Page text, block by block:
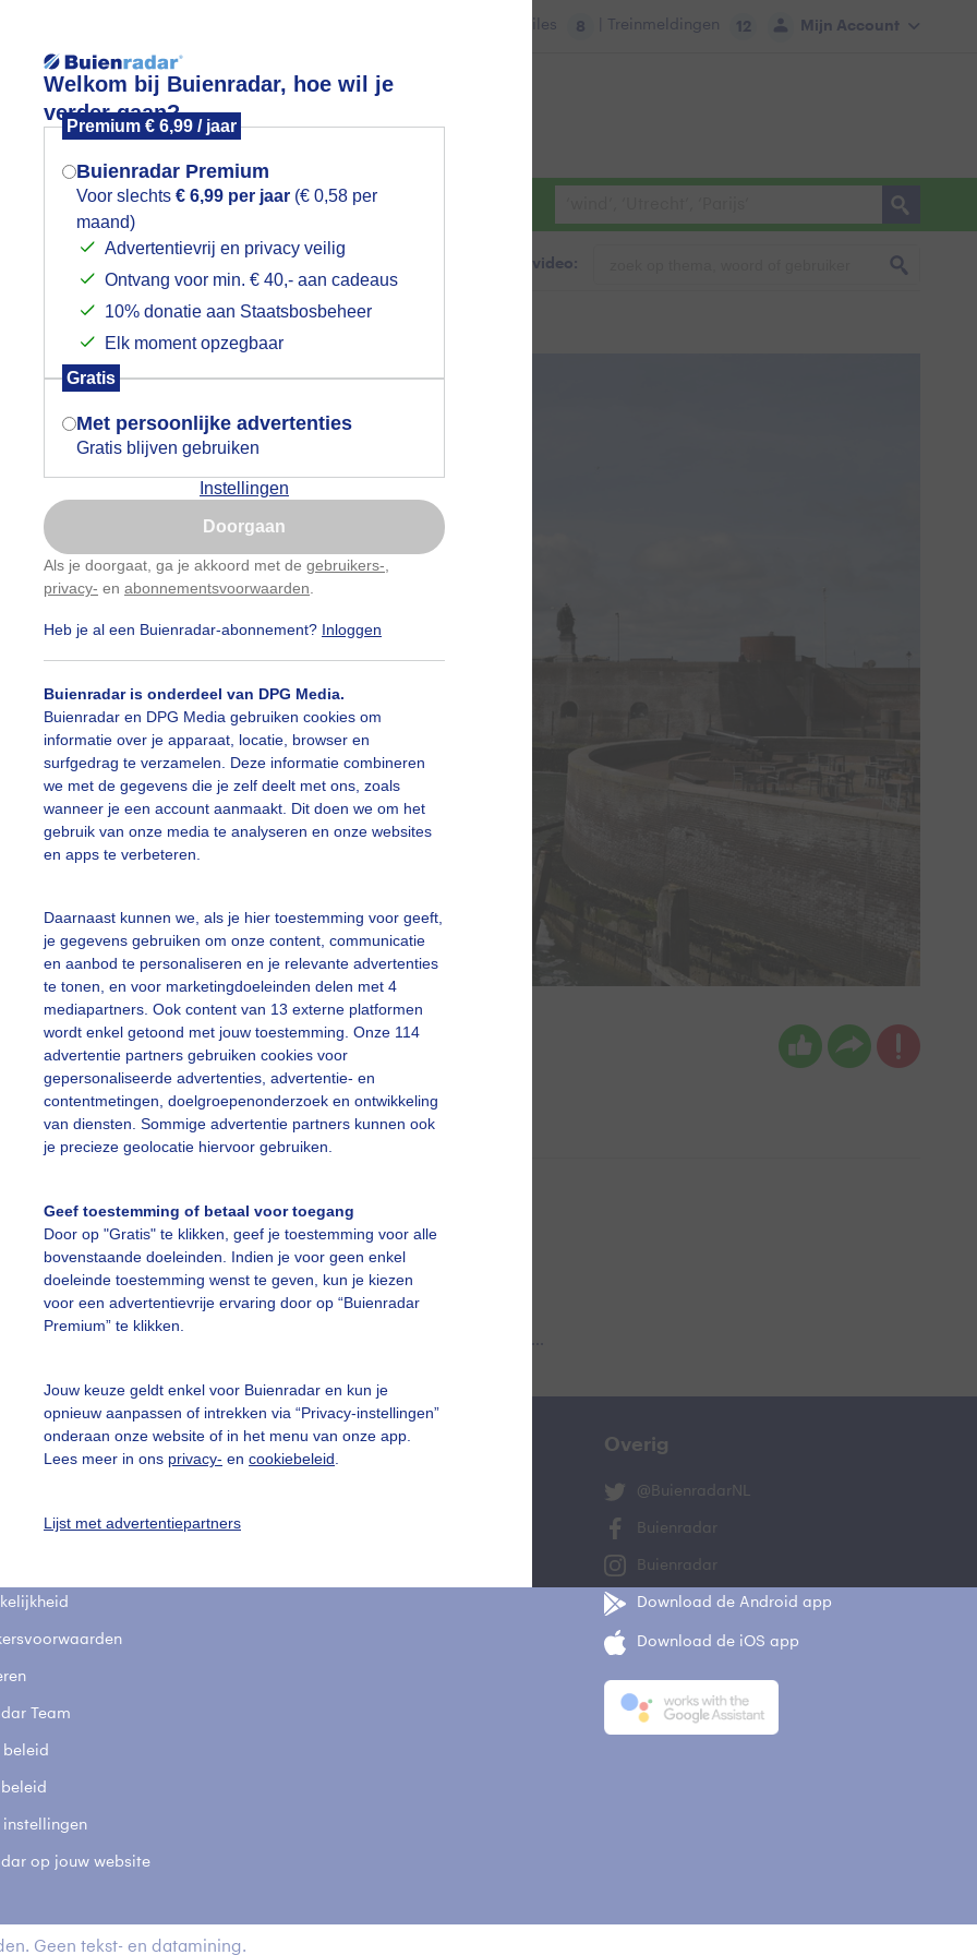
Welkom bij Buienradar, hoe wil je
verder gaan?
Premium € 6,99 / jaar
Buienradar Premium
Voor slechts € 6,99 per jaar (€ 0,58 per
maand)
Advertentievrij en privacy veilig
Ontvang voor min. € 40,- aan cadeaus
10% donatie aan Staatsbosbeheer
Elk moment opzegbaar
Gratis
Met persoonlijke advertenties
Gratis blijven gebruiken
Instellingen
Doorgaan
Als je doorgaat, ga je akkoord met de gebruikers-
privacy- en abonnementsvoorwaarden
Heb je al een Buienradar-abonnement? Inloggen
Buienradar is onderdeel van DPG Media.
Buienradar en DPG Media gebruiken cookies om
informatie over je apparaat, locatie, browser en
surfgedrag te verzamelen. Deze informatie combineren
we met de gegevens die je zelf deelt met ons, zoals
wanneer je een account aanmaakt. Dit doen we om het
gebruik van onze media te analyseren en onze websites
en apps te verbeteren.
Daarnaast kunnen we, als je hier toestemming voor geeft,
je gegevens gebruiken om onze content, communicatie
en aanbod te personaliseren en je relevante advertenties
te tonen, en voor marketingdoeleinden delen met 4
mediapartners. Ook content van 13 externe platformen
wordt enkel getoond met jouw toestemming. Onze 114
advertentie partners gebruiken cookies voor
gepersonaliseerde advertenties, advertentie- en
contentmetingen, doelgroepenonderzoek en ontwikkeling
van diensten. Sommige advertentie partners kunnen ook
je precieze geolocatie hiervoor gebruiken.
Geef toestemming of betaal voor toegang
Door op "Gratis" te klikken, geef je toestemming voor alle
bovenstaande doeleinden. Indien je voor geen enkel
doeleinde toestemming wenst te geven, kun je kiezen
voor een advertentievrije ervaring door op “Buienradar
Premium” te klikken.
Jouw keuze geldt enkel voor Buienradar en kun je
opnieuw aanpassen of intrekken via “Privacy-instellingen”
onderaan onze website of in het menu van onze app.
Lees meer in ons privacy- en cookiebeleid
Lijst met advertentiepartners
Mijn Account
Files 8 | Treinmeldingen 12
Foto en video Weerzine
Zoeken in foto & video:
en veel zon
Anne-Marie van Iersel Gemaakt: 13-05-2022, 253x bekeken
Loods Zon Wolken
vragen
Team
beleid
instellingen
op jouw website
Mijn weer Overig
@BuienradarNL
Buienradar
Buienradar
Download de Android app
Download de iOS app
Geen tekst- en datamining.
Mogen we je locatie gebruiken voor
het weer?
Indien je hier nog geen akkoord op hebt
gegeven, verschijnt er zo een pop-up uit
je browser waarin deze toestemming
gevraagd wordt.
Is goed, toon de popup
Nu niet, misschien later
Gebruik je Safari en wil je niet elke dag deze pop-up
Klikhierom dit aan te passen